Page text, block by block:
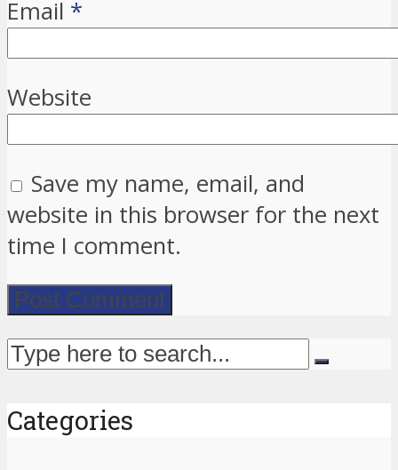
Email *
Website
Save my name, email, and
website in this browser for the next
time I comment.
Categories